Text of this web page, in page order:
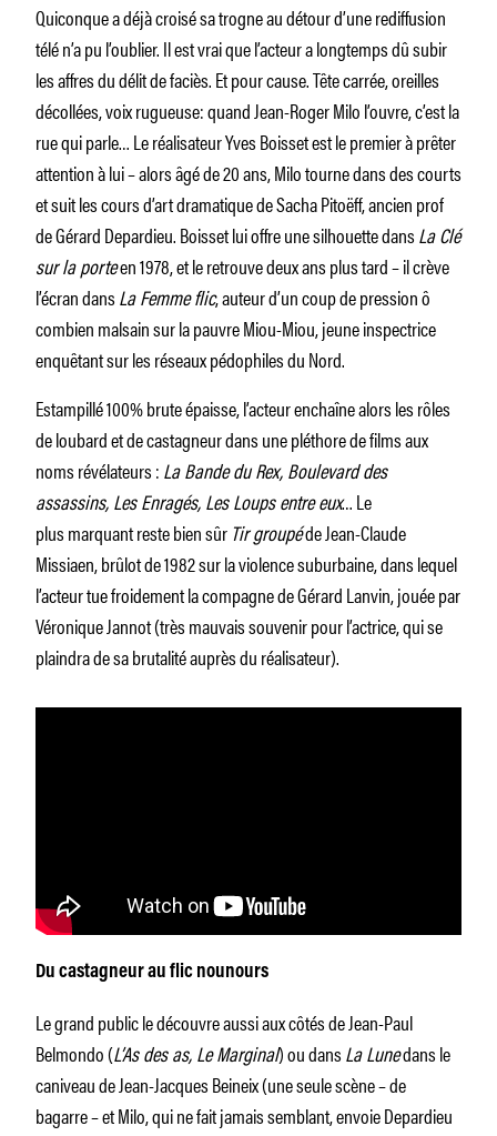
Quiconque a déjà croisé sa trogne au détour d’une rediffusion
télé n’a pu l’oublier. Il est vrai que l’acteur a longtemps dû subir
les affres du délit de faciès. Et pour cause. Tête carrée, oreilles
décollées, voix rugueuse: quand Jean-Roger Milo l’ouvre, c’est la
rue qui parle… Le réalisateur Yves Boisset est le premier à prêter
attention à lui – alors âgé de 20 ans, Milo tourne dans des courts
et suit les cours d’art dramatique de Sacha Pitoëff, ancien prof
de Gérard Depardieu. Boisset lui offre une silhouette dansLa Clé
sur la porteen 1978, et le retrouve deux ans plus tard – il crève
l’écran dansLa Femme flic, auteur d’un coup de pression ô
combien malsain sur la pauvre Miou-Miou, jeune inspectrice
enquêtant sur les réseaux pédophiles du Nord.
Estampillé 100% brute épaisse, l’acteur enchaîne alors les rôles
de loubard et de castagneur dans une pléthore de films aux
noms révélateurs :La Bande du Rex, Boulevard des
assassins, Les Enragés, Les Loups entre eux… Le
plus marquant reste bien sûr Tir groupéde Jean-Claude
Missiaen, brûlot de 1982 sur la violence suburbaine, dans lequel
l’acteur tue froidement la compagne de Gérard Lanvin, jouée par
Véronique Jannot (très mauvais souvenir pour l’actrice, qui se
plaindra de sa brutalité auprès du réalisateur).
Du castagneur au flic nounours
Le grand public le découvre aussi aux côtés de Jean-Paul
Belmondo (L’As des as, Le Marginal) ou dansLa Lunedans le
caniveau de Jean-Jacques Beineix (une seule scène – de
bagarre – et Milo, qui ne fait jamais semblant, envoie Depardieu